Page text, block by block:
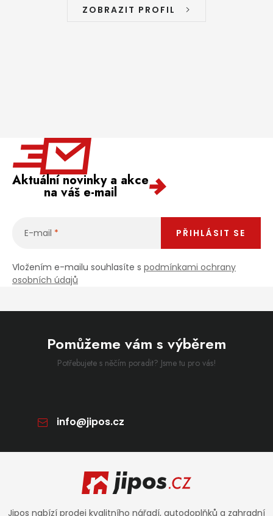
ZOBRAZIT PROFIL
Aktuální novinky a akce
na váš e-mail
E-mail
Vložením e-mailu souhlasíte s podmínkami ochrany
osobních údajů
PŘIHLÁSIT SE
Pomůžeme vám s výběrem
Potřebujete s něčím poradit? Jsme tu pro vás!
info@jipos.cz
Jipos nabízí prodej kvalitního nářadí, autodoplňků a zahradní